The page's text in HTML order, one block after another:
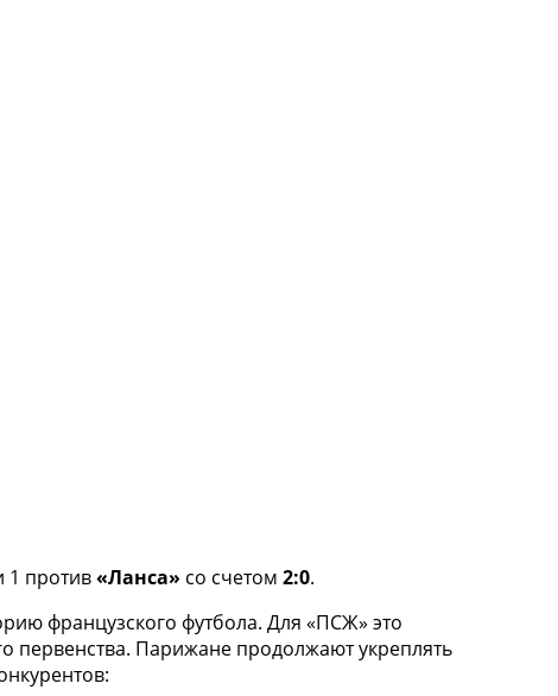
1 против«Ланса» со счетом 2:0.
французского футбола. Для «ПСЖ» это
первенства. Парижане продолжают укреплять